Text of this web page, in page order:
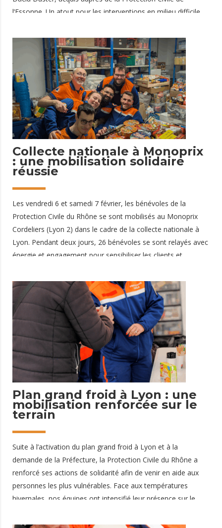
l’Essonne. Un atout pour les interventions en milieu difficile
capacités d’intervention, notamment dans des zones difficiles
d’accès. Grâce à ses caractéristiques tout-terrain, la VLHR
permettra à nos équipes : d’intervenir plus rapidement en
milieu naturel d’accéder à des zones isolées d’améliorer la
réactivité lors de certaines opérations Un renfort essentiel
pour garantir une prise en charge efficace
17 février 2026
Collecte nationale à Monoprix
: une mobilisation solidaire
réussie
Les vendredi 6 et samedi 7 février, les bénévoles de la
Protection Civile du Rhône se sont mobilisés au Monoprix
Cordeliers (Lyon 2) dans le cadre de la collecte nationale à
Lyon. Pendant deux jours, 26 bénévoles se sont relayés avec
énergie et engagement pour sensibiliser les clients et
vulnérables. 🤝 Une mobilisation collective et généreuse
Grâce à la générosité des donateurs, ce sont environ 1200 kg
de denrées alimentaires et de produits d’hygiène qui ont été
récoltés. Ces dons représentent une aide précieuse pour
soutenir nos actions sociales et répondre
11 février 2026
Plan grand froid à Lyon : une
mobilisation renforcée sur le
terrain
Suite à l’activation du plan grand froid à Lyon et à la
demande de la Préfecture, la Protection Civile du Rhône a
renforcé ses actions de solidarité afin de venir en aide aux
personnes les plus vulnérables. Face aux températures
hivernales, nos équipes ont intensifié leur présence sur le
missions habituelles. Des maraudes intensifiées pour